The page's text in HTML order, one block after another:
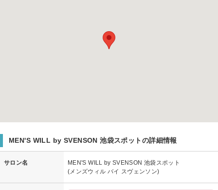
MEN'S WILL by SVENSON 池袋スポットの詳細情報
サロン名
MEN'S WILL by SVENSON 池袋スポット
(メンズウィル バイ スヴェンソン)